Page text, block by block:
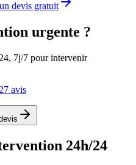
devis gratuit
urgente ?
7j/7 pour intervenir
avis
24h/24